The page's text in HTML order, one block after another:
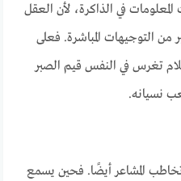
في الذاكرة، لأن العقل
من التوجيهات المباشرة. فعلى
تغرس في النفس قيم الصبر
نسيانه.
المشاعر أيضًا. فحين يسمع